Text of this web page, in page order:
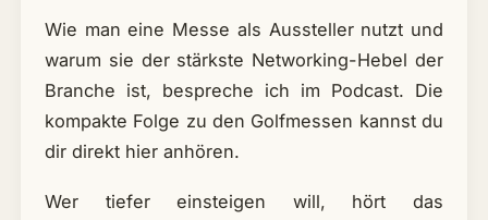
Wie man eine Messe als Aussteller nutzt und
warum sie der stärkste Networking-Hebel der
Branche ist, bespreche ich im Podcast. Die
kompakte Folge zu den Golfmessen kannst du
dir direkt hier anhören.
Wer tiefer einsteigen will, hört das